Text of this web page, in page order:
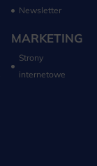
Newsletter
MARKETING
Strony
internetowe